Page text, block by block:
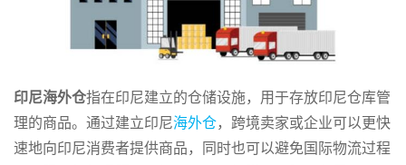
印尼海外仓指在印尼建立的仓储设施，用于存放印尼仓库管
理的商品。通过建立印尼海外仓，跨境卖家或企业可以更快
速地向印尼消费者提供商品，同时也可以避免国际物流过程